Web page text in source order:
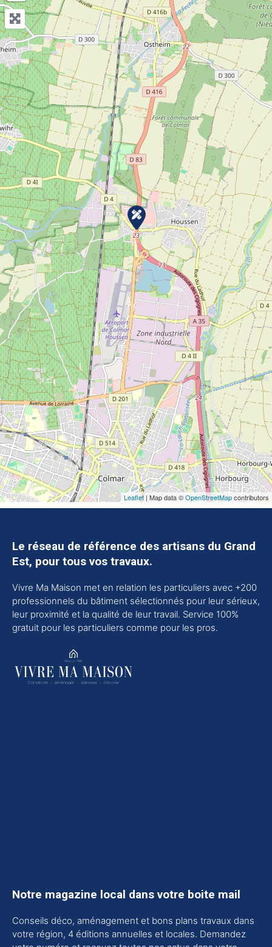
Leaflet| Map data ©OpenStreetMapcontributors
Le réseau de référence des artisans du Grand
Est, pour tous vos travaux.
Vivre Ma Maison met en relation les particuliers avec +200
professionnels du bâtiment sélectionnés pour leur sérieux,
leur proximité et la qualité de leur travail. Service 100%
gratuit pour les particuliers comme pour les pros.
Notre magazine local dans votre boite mail
Conseils déco, aménagement et bons plans travaux dans
votre région, 4 éditions annuelles et locales. Demandez